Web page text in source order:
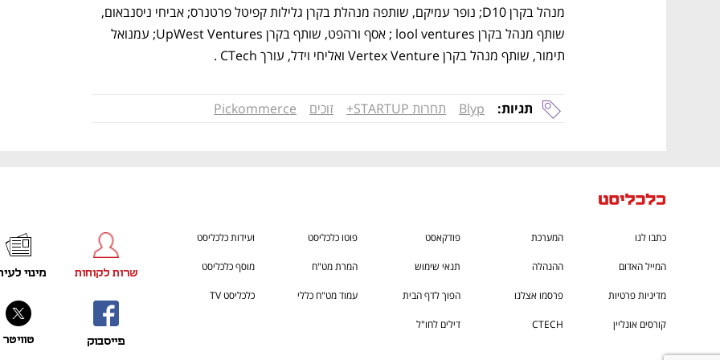
תימור, שותף מנהל בקרן Vertex Venture ואליחי וידל, עורך CTech .
תגיות: Blyp תחרות STARTUP+ זוכים Pickommerce
כתבו לנו המערכת פודקאסט פוטו כלכליסט ועידות כלכליסט
המייל האדום ההנהלה תנאי שימוש המרת מט"ח מוסף כלכליסט
מדיניות פרטיות פרסמו אצלנו הפוך לדף הבית עמוד מט"ח כללי כלכליסט TV
קורסים אונליין CTECH
דילים לחו"ל
פייסבוק
שרות לקוחות
טוויטר
מינוי